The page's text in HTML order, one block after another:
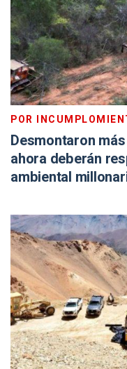
POR
Desmontaron
ahora deberán
ambiental